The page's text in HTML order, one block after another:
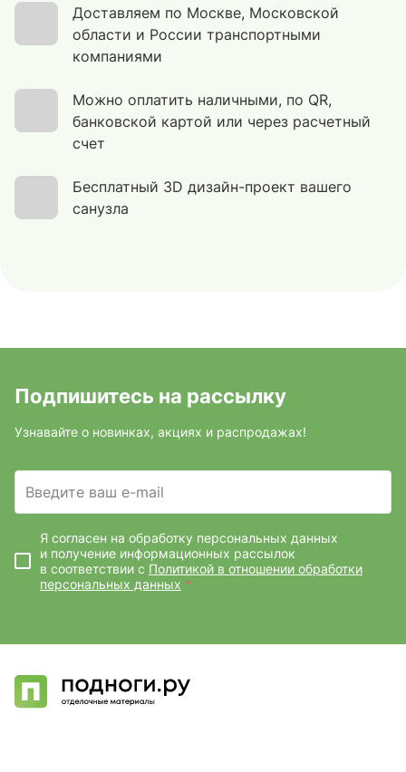
Доставляем по Москве, Московской
области и России транспортными
компаниями
Можно оплатить наличными, по QR,
банковской картой или через расчетный
счет
Бесплатный 3D дизайн-проект вашего
санузла
Подпишитесь на рассылку
Узнавайте о новинках, акциях и распродажах!
Введите ваш e-mail
Я согласен на обработку персональных данных
и получение информационных рассылок
в соответствии с Политикой в отношении обработки
персональных данных *